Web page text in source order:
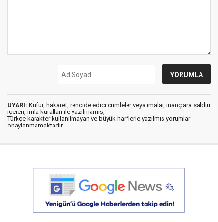
UYARI: Küfür, hakaret, rencide edici cümleler veya imalar, inançlara saldırı
içeren, imla kuralları ile yazılmamış,
Türkçe karakter kullanılmayan ve büyük harflerle yazılmış yorumlar
onaylanmamaktadır.